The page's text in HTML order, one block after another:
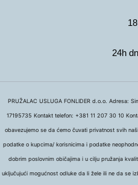
24h
PRUŽALAC USLUGA FONLIDER d.o.o. Adresa:
17195735 Kontakt telefon: +381 11 207 30 10
obavezujemo se da ćemo čuvati privatnost svih
podatke o kupcima/ korisnicima i podatke
dobrim poslovnim običajima i u cilju pružanja
uključujući mogućnost odluke da li žele ili ne da se